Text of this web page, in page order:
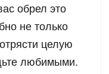
обрел это
не только
целую
любимыми.